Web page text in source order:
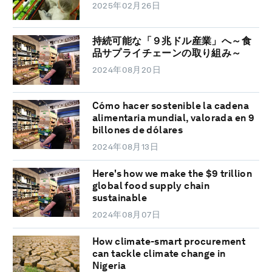
2025年02月26日
持続可能な「９兆ドル産業」へ～食
品サプライチェーンの取り組み～
2024年08月20日
Cómo hacer sostenible la cadena
alimentaria mundial, valorada en 9
billones de dólares
2024年08月13日
Here's how we make the $9 trillion
global food supply chain
sustainable
2024年08月07日
How climate-smart procurement
can tackle climate change in
Nigeria